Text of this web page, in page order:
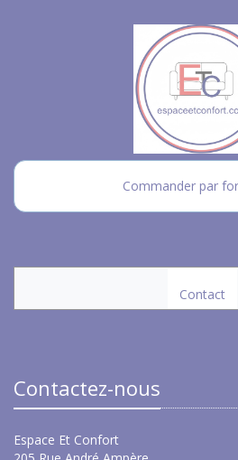
Commander par
Contact
Contactez-nous
Espace Et Confort